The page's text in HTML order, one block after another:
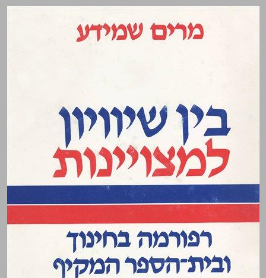
בין שיוויון למצויינות רפורמה בחינוך ובית־הספר המקיף ... 0